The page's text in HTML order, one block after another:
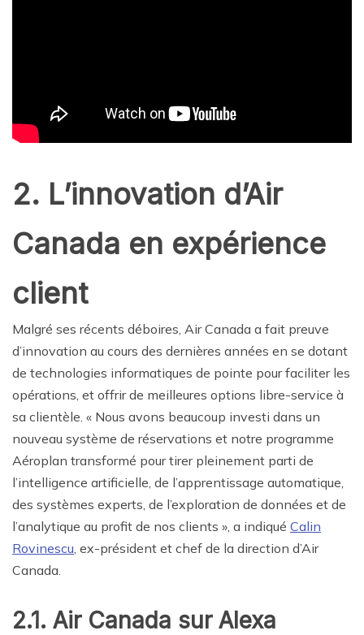
2. L’innovation d’Air
Canada en expérience
client
Malgré ses récents déboires, Air Canada a fait preuve
d’innovation au cours des dernières années en se dotant
de technologies informatiques de pointe pour faciliter les
opérations, et offrir de meilleures options libre-service à
sa clientèle. « Nous avons beaucoup investi dans un
nouveau système de réservations et notre programme
Aéroplan transformé pour tirer pleinement parti de
l’intelligence artificielle, de l’apprentissage automatique,
des systèmes experts, de l’exploration de données et de
l’analytique au profit de nos clients », a indiqué Calin
Rovinescu , ex-président et chef de la direction d’Air
Canada.
2.1. Air Canada sur Alexa